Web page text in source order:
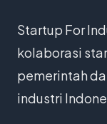
Startup For
kolaborasi
pemerintah
industri